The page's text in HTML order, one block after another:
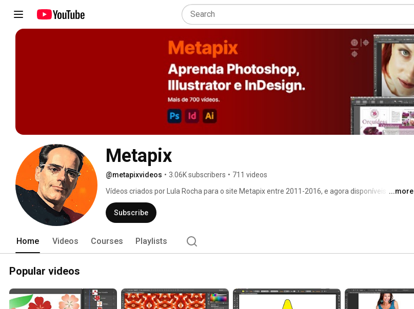
Metapix
@metapixvideos • 3.06K subscribers • 711 videos
Vídeos criados por Lula Rocha para o site Metapix entre 2011-2016, e agora disponíveis
gratuitamente aqui no YouTube. Apesar de terem sido gravados em versões mais antigas dos
programas, muita coisa ainda está valendo porque nós focamos muito nos fundamentos do
desenho vetorial (Illustrator), da imagem bitmap (Photoshop) e de editoração eletrônica
...more
Subscribe
Home Videos Courses Playlists
Popular videos